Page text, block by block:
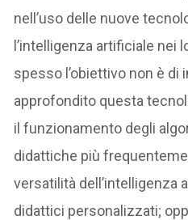
nell’uso delle nuove
l’intelligenza artificiale nei
spesso l’obiettivo non è di
approfondito questa
il funzionamento degli
didattiche più
versatilità dell’intelligenza
didattici personalizzati;